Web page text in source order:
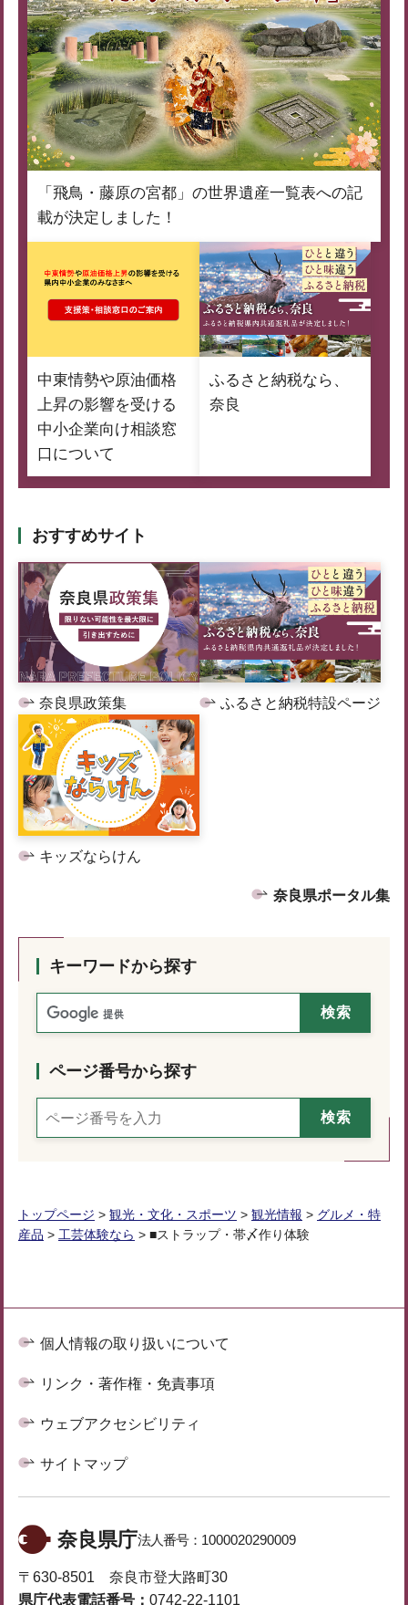
「飛鳥・藤原の宮都」の世界遺産一覧表への記
載が決定しました！
中東情勢や原油価格
上昇の影響を受ける
中小企業向け相談窓
口について
ふるさと納税なら、
奈良
おすすめサイト
奈良県政策集 ふるさと納税特設ページ
キッズならけん
奈良県ポータル集
キーワードから探す
ページ番号から探す
トップページ > 観光・文化・スポーツ > 観光情報 > グルメ・特
産品 > 工芸体験なら > ■ストラップ・帯〆作り体験
個人情報の取り扱いについて
リンク・著作権・免責事項
ウェブアクセシビリティ
サイトマップ
奈良県庁法人番号： 1000020290009
〒630-8501 奈良市登大路町30
県庁代表電話番号： 0742-22-1101